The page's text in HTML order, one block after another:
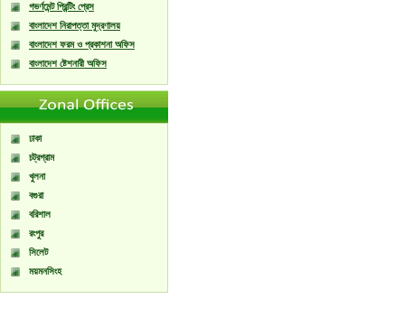
গভর্ণমেন্ট প্রিন্টিং প্রেস
বাংলাদেশ নিরাপত্তা মুদ্রণালয়
বাংলাদেশ ফরম ও প্রকাশনা অফিস
বাংলাদেশ ষ্টেশনারী অফিস
ঢাকা
চট্রগ্রাম
খুলনা
বগুরা
বরিশাল
রংপুর
সিলেট
ময়মনসিংহ